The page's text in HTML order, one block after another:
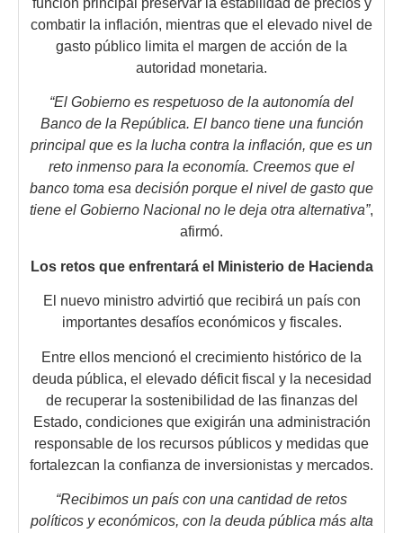
función principal preservar la estabilidad de precios y
combatir la inflación, mientras que el elevado nivel de
gasto público limita el margen de acción de la
autoridad monetaria.
“El Gobierno es respetuoso de la autonomía del
Banco de la República. El banco tiene una función
principal que es la lucha contra la inflación, que es un
reto inmenso para la economía. Creemos que el
banco toma esa decisión porque el nivel de gasto que
tiene el Gobierno Nacional no le deja otra alternativa”,
afirmó.
Los retos que enfrentará el Ministerio de Hacienda
El nuevo ministro advirtió que recibirá un país con
importantes desafíos económicos y fiscales.
Entre ellos mencionó el crecimiento histórico de la
deuda pública, el elevado déficit fiscal y la necesidad
de recuperar la sostenibilidad de las finanzas del
Estado, condiciones que exigirán una administración
responsable de los recursos públicos y medidas que
fortalezcan la confianza de inversionistas y mercados.
“Recibimos un país con una cantidad de retos
políticos y económicos, con la deuda pública más alta